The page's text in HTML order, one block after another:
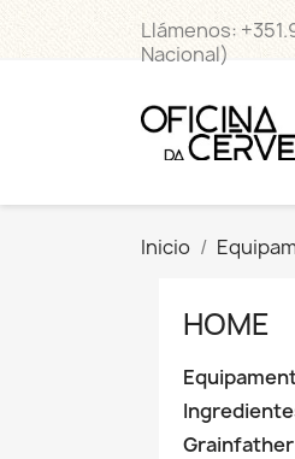
Llámenos:
Nacional)
Inicio
HOME
Grainfather